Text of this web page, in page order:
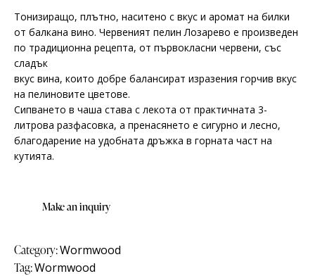
Тонизиращо, плътно, наситено с вкус и аромат на билки
от балкана вино. Червеният пелин Лозарево е произведен
по традиционна рецепта, от първокласни червени, със
сладък
вкус вина, които добре балансират изразения горчив вкус
на пелиновите цветове.
Сипването в чаша става с лекота от практичната 3-
литрова разфасовка, а пренасянето е сигурно и лесно,
благодарение на удобната дръжка в горната част на
кутията.
Category:Wormwood
Tag:Wormwood